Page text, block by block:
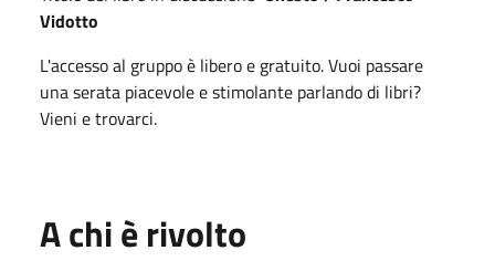
Vidotto
L'accesso al gruppo è libero e gratuito. Vuoi passare
una serata piacevole e stimolante parlando di libri?
Vieni e trovarci.
A chi è rivolto